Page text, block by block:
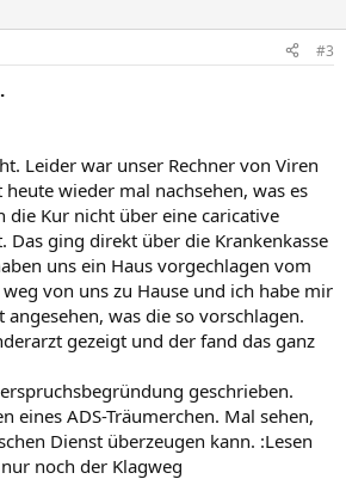
#3
Leider war unser Rechner von Viren
wieder mal nachsehen, was es
die Kur nicht über eine caricative
Das ging direkt über die Krankenkasse
uns ein Haus vorgechlagen vom
von uns zu Hause und ich habe mir
was die so vorschlagen.
gezeigt und der fand das ganz
geschrieben.
eines ADS-Träumerchen. Mal sehen,
Dienst überzeugen kann. :Lesen
noch der Klagweg